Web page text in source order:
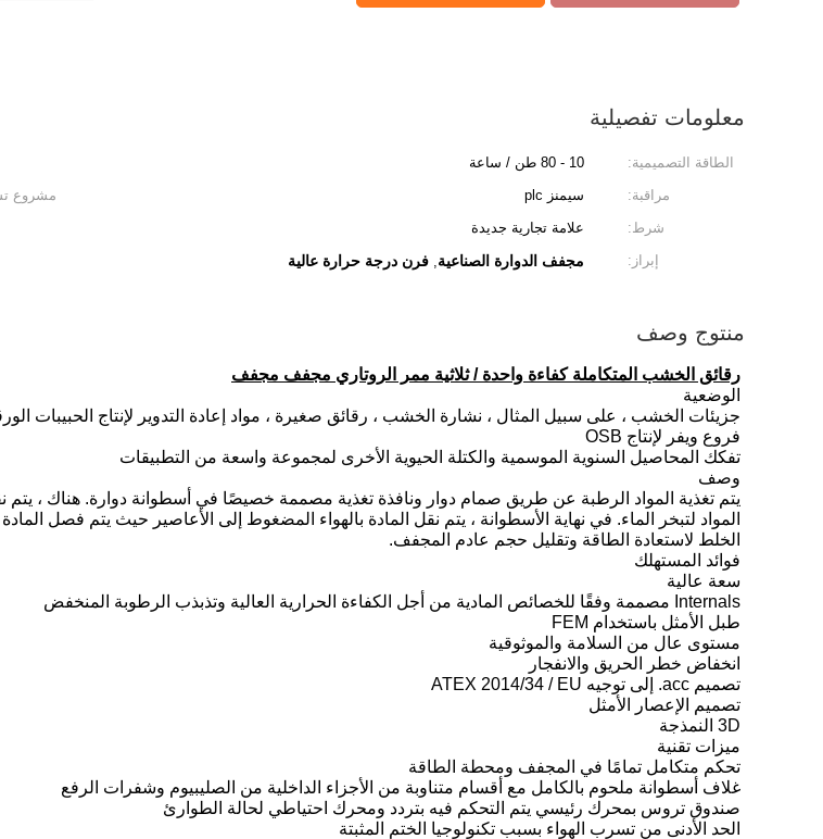
معلومات تفصيلية
الطاقة التصميمية: 10 - 80 طن / ساعة
مراقبة:
سيمنز plc مشروع
شرط:
علامة تجارية جديدة
إبراز:
مجفف الدوارة الصناعية, فرن درجة حرارة عالية
منتوج وصف
رقائق الخشب المتكاملة كفاءة واحدة / ثلاثية ممر الروتاري مجفف مجفف
الوضعية
جزيئات الخشب ، على سبيل المثال ، نشارة الخشب ، رقائق صغيرة ، مواد إعادة التدوير لإنتاج الحبيبات
فروع ويفر لإنتاج OSB
تفكك المحاصيل السنوية الموسمية والكتلة الحيوية الأخرى لمجموعة واسعة من التطبيقات
وصف
يتم تغذية المواد الرطبة عن طريق صمام دوار ونافذة تغذية مصممة خصيصًا في أسطوانة دوارة. هناك ،
المواد لتبخر الماء. في نهاية الأسطوانة ، يتم نقل المادة بالهواء المضغوط إلى الأعاصير حيث يتم فصل
الخلط لاستعادة الطاقة وتقليل حجم عادم المجفف.
فوائد المستهلك
سعة عالية
Internals مصممة وفقًا للخصائص المادية من أجل الكفاءة الحرارية العالية وتذبذب الرطوبة المنخفض
طبل الأمثل باستخدام FEM
مستوى عال من السلامة والموثوقية
انخفاض خطر الحريق والانفجار
تصميم acc. إلى توجيه ATEX 2014/34 / EU
تصميم الإعصار الأمثل
3D النمذجة
ميزات تقنية
تحكم متكامل تمامًا في المجفف ومحطة الطاقة
غلاف أسطوانة ملحوم بالكامل مع أقسام متناوبة من الأجزاء الداخلية من الصليبيوم وشفرات الرفع
صندوق تروس بمحرك رئيسي يتم التحكم فيه بتردد ومحرك احتياطي لحالة الطوارئ
الحد الأدنى من تسرب الهواء بسبب تكنولوجيا الختم المثبتة